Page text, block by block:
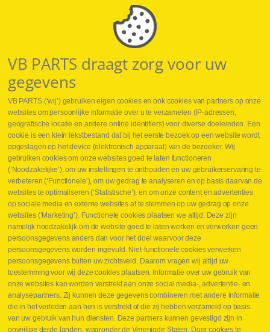
Volg ons op Social Media
Webshop
Nieuws
Jobs
Contact
Leveringen
Drukcontrole set
Persmaten
Herstellen cilinders
Hoe opmeten?
Hydrogroepen
Hydraulische slangen
Contact VB Parts
Abraham Hansstraat 7 ,B-8800 Roeselare
Tel. +32 (0)51 24 06 05
VB PARTS draagt zorg voor uw
gegevens
VB PARTS (‘wij’) gebruiken eigen cookies en ook cookies van partners op onze
websites om persoonlijke informatie over u te verzamelen (IP-adressen,
geografische locatie en andere online identifiers) voor diverse doeleinden. Een
cookie is een klein tekstbestand dat bij het eerste bezoek op een website wordt
opgeslagen op het device (elektronisch apparaat) van de bezoeker. Wij
gebruiken cookies om onze websites goed te laten functioneren
(‘Noodzakelijke’), om uw instellingen te onthouden en uw gebruikerservaring te
verbeteren (‘Functionele’), om uw gedrag te analyseren en op basis daarvan de
websites te optimaliseren (‘Statistische’), en om onze content en advertenties
op sociale media en externe websites af te stemmen op uw gedrag op onze
websites (‘Marketing’). Functionele cookies plaatsen we altijd. Deze zijn
namelijk noodzakelijk om de website goed te laten werken en verwerken geen
persoonsgegevens anders dan voor het doel waarvoor deze
persoonsgegevens worden ingevuld. Niet-functionele cookies verwerken
persoonsgegevens buiten uw zichtsveld. Daarom vragen wij altijd uw
toestemming voor wij deze cookies plaatsen. Informatie over uw gebruik van
onze websites kan worden verstrekt aan onze social media-, advertentie- en
analysepartners. Zij kunnen deze gegevens combineren met andere informatie
die in het verleden aan hen is verstrekt of die zij hebben verzameld op basis
van uw gebruik van hun diensten. Deze partners kunnen gevestigd zijn in
onveilige derde landen, waaronder de Verenigde Staten. Door cookies te